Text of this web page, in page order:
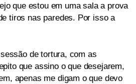
que estou em uma sala a prova
tiros nas paredes. Por isso a
de tortura, com as
que assino o que desejarem,
apenas me digam o que devo